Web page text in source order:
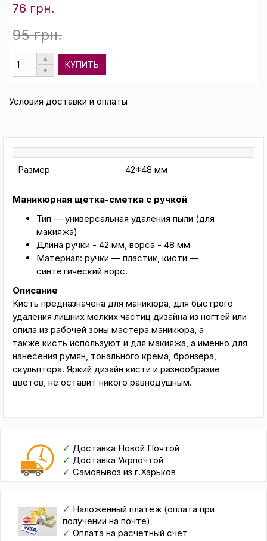
76 грн.
95 грн.
КУПИТЬ
Условия доставки и оплаты
Размер 42*48 мм
Маникюрная щетка-сметка с ручкой
Тип — универсальная удаления пыли (для
макияжа)
Длина ручки - 42 мм, ворса - 48 мм
Материал: ручки — пластик, кисти —
синтетический ворс.
Описание
Кисть предназначена для маникюра, для быстрого
удаления лишних мелких частиц дизайна из ногтей или
опила из рабочей зоны мастера маникюра, а
также кисть используют и для макияжа, а именно для
нанесения румян, тонального крема, бронзера,
скульптора. Яркий дизайн кисти и разнообразие
цветов, не оставит никого равнодушным.
✓ Доставка Новой Почтой
✓ Доставка Укрпочтой
✓ Самовывоз из г.Харьков
✓ Наложенный платеж (оплата при
получении на почте)
✓ Оплата на расчетный счет